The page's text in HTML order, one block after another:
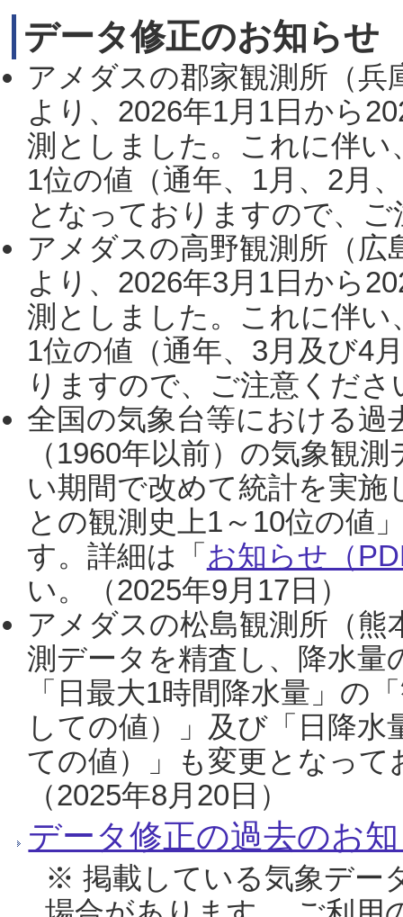
データ修正のお知らせ
アメダスの郡家観測所（
より、2026年1月1日から
測としました。これに伴い
1位の値（通年、1月、2月
となっておりますので、
アメダスの高野観測所（
より、2026年3月1日から
測としました。これに伴い
1位の値（通年、3月及び4
りますので、ご注意くだ
全国の気象台等における過
（1960年以前）の気象観
い期間で改めて統計を実
との観測史上1～10位の値
す。詳細は「 お知らせ（
い。（2025年9月17日）
アメダスの松島観測所（熊
測データを精査し、降水
「日最大1時間降水量」の
しての値）」及び「日降
ての値）」も変更となっ
（2025年8月20日）
データ修正の過去のお
※ 掲載している気象デー